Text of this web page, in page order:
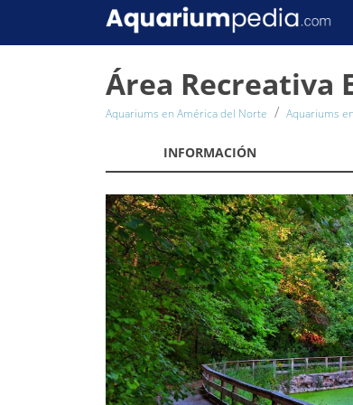
Área Recreativa
Aquariums en América del Norte Aquariums
INFORMACIÓN